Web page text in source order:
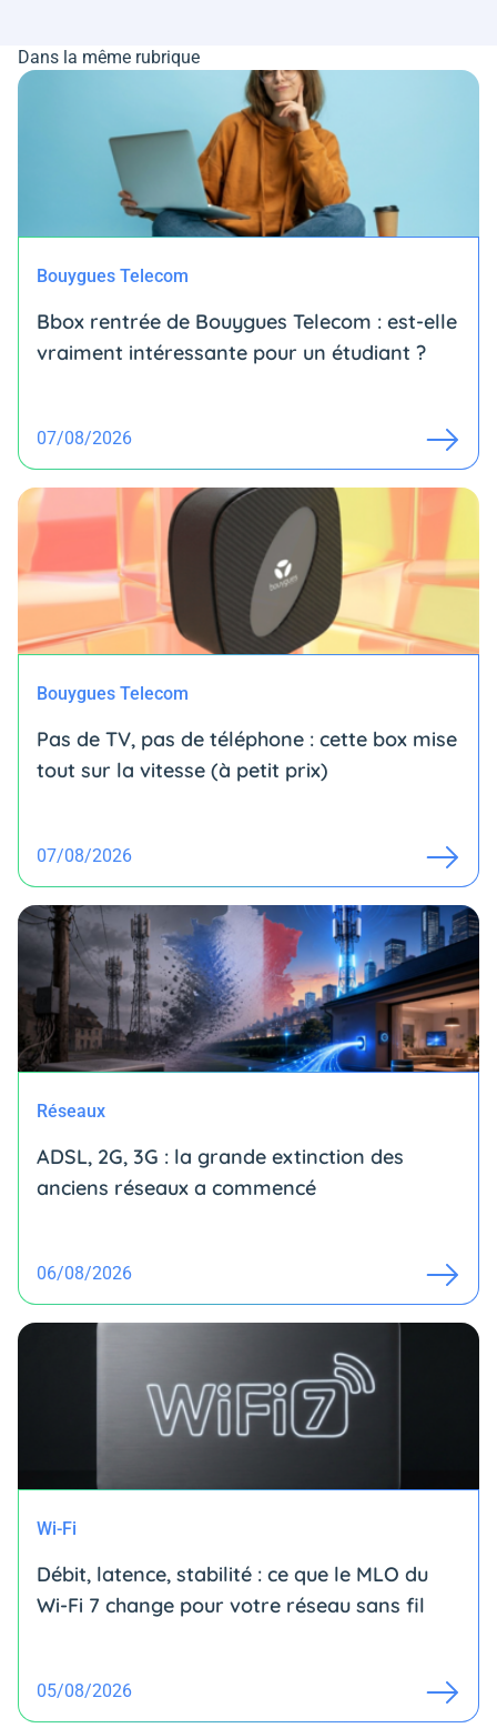
Dans la même rubrique
Bouygues Telecom
Bbox rentrée de Bouygues Telecom : est-elle
vraiment intéressante pour un étudiant ?
07/08/2026
Bouygues Telecom
Pas de TV, pas de téléphone : cette box mise
tout sur la vitesse (à petit prix)
07/08/2026
Réseaux
ADSL, 2G, 3G : la grande extinction des
anciens réseaux a commencé
06/08/2026
Wi-Fi
Débit, latence, stabilité : ce que le MLO du
Wi-Fi 7 change pour votre réseau sans fil
05/08/2026